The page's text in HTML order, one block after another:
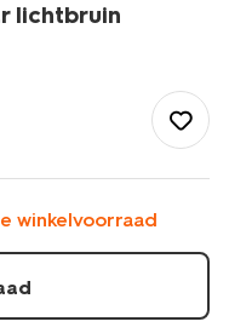
lichtbruin
winkelvoorraad